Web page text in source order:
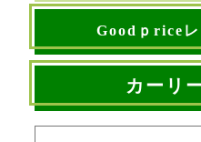
Goodｐrice
カーリ